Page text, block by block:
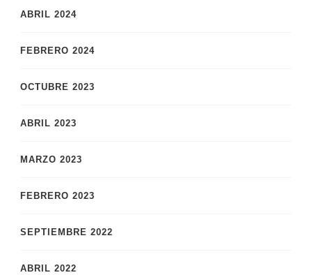
ABRIL 2024
FEBRERO 2024
OCTUBRE 2023
ABRIL 2023
MARZO 2023
FEBRERO 2023
SEPTIEMBRE 2022
ABRIL 2022